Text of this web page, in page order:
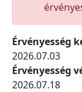
Érvényesség
2026.07.03
Érvényesség
2026.07.18